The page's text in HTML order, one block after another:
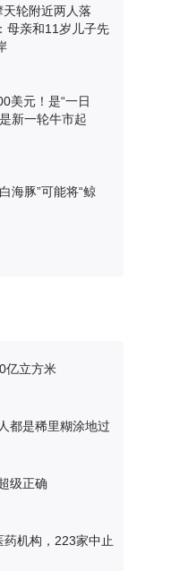
天轮附近两人落
母亲和11岁儿子先
美元！是“一日
新一轮牛市起
海豚”可能将“鲸
亿立方米
都是稀里糊涂地过
级正确
机构，223家中止